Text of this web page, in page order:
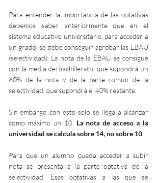
Para entender la importancia de las optativas
debemos saber anteriormente que en el
sistema educativo universitario, para acceder a
un grado, se debe conseguir aprobar las EBAU
(selectividad). La nota de la EBAU se consigue
con la media del bachillerato, que supondrá un
60% de la nota y de la parte común de la
selectividad, que supondrá el 40% restante.
Sin embargo con esto solo se llega a alcanzar
como máximo un 10. La nota de acceso a la
universidad se calcula sobre 14, no sobre 10
Para que un alumno pueda acceder a subir
nota se presenta a la parte optativa de la
selectividad. Esas optativas a las que se